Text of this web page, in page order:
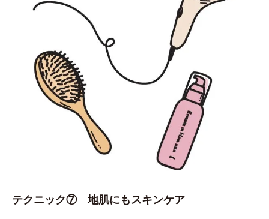
テクニック⑦ 地肌にもスキンケア